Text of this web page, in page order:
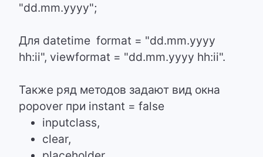
"dd.mm.yyyy";
Для datetime format = "dd.mm.yyyy
hh:ii", viewformat = "dd.mm.yyyy hh:ii".
Также ряд методов задают вид окна
popover при instant = false
inputclass,
clear,